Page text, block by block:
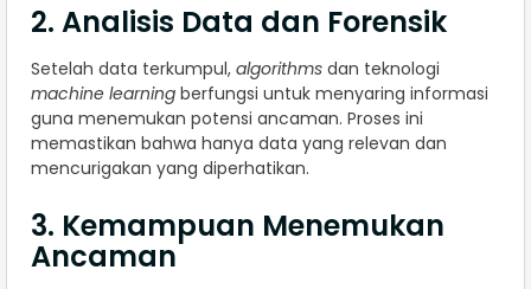
2. Analisis Data dan Forensik
Setelah data terkumpul, algorithms dan teknologi
machine learning berfungsi untuk menyaring informasi
guna menemukan potensi ancaman. Proses ini
memastikan bahwa hanya data yang relevan dan
mencurigakan yang diperhatikan.
3. Kemampuan Menemukan
Ancaman